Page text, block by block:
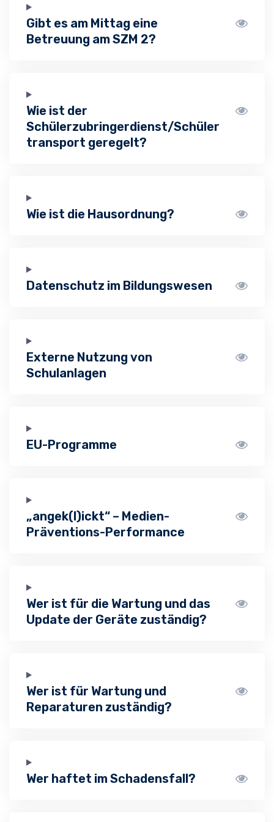
Gibt es am Mittag eine
Betreuung am SZM 2?
Wie ist der
Schülerzubringerdienst/Schüler
transport geregelt?
Wie ist die Hausordnung?
Datenschutz im Bildungswesen
Externe Nutzung von
Schulanlagen
EU-Programme
„angek(l)ickt“ – Medien-
Präventions-Performance
Wer ist für die Wartung und das
Update der Geräte zuständig?
Wer ist für Wartung und
Reparaturen zuständig?
Wer haftet im Schadensfall?